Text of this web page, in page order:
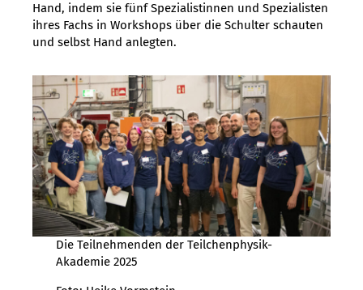
Hand, indem sie fünf Spezialistinnen und Spezialisten
ihres Fachs in Workshops über die Schulter schauten
und selbst Hand anlegten.
Die Teilnehmenden der Teilchenphysik-
Akademie 2025